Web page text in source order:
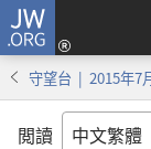
JW.ORG
守望台 | 2015年7
閲讀